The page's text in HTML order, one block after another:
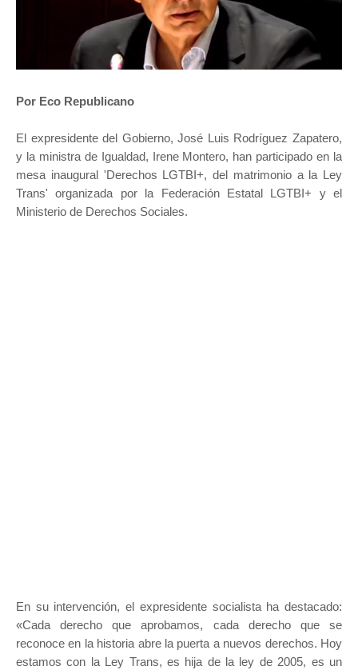
Por Eco Republicano
El expresidente del Gobierno, José Luis Rodríguez Zapatero,
y la ministra de Igualdad, Irene Montero, han participado en la
mesa inaugural 'Derechos LGTBI+, del matrimonio a la Ley
Trans' organizada por la Federación Estatal LGTBI+ y el
Ministerio de Derechos Sociales.
En su intervención, el expresidente socialista ha destacado:
«Cada derecho que aprobamos, cada derecho que se
reconoce en la historia abre la puerta a nuevos derechos. Hoy
estamos con la Ley Trans, es hija de la ley de 2005, es un